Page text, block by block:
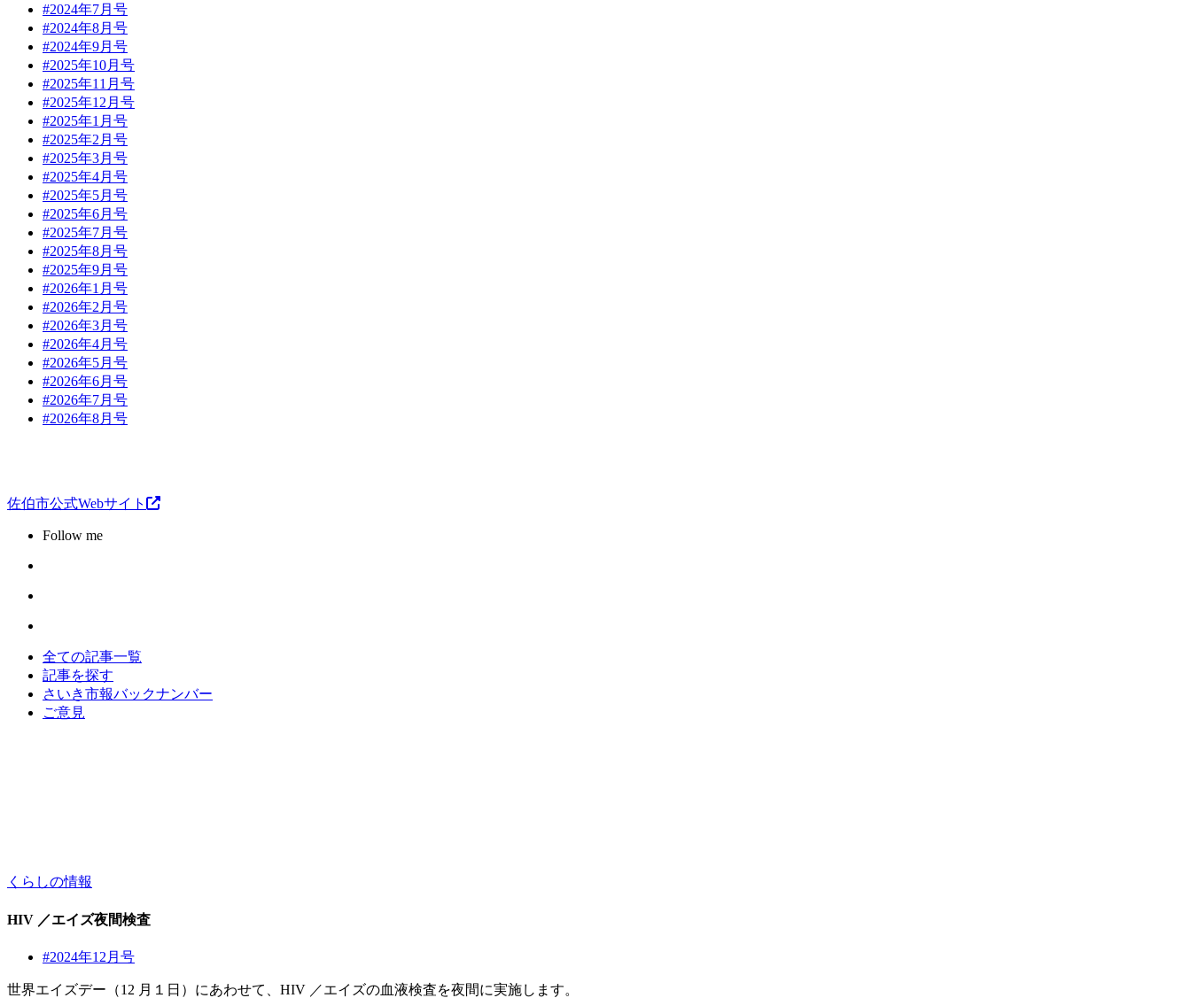
#2024年7月号
#2024年8月号
#2024年9月号
#2025年10月号
#2025年11月号
#2025年12月号
#2025年1月号
#2025年2月号
#2025年3月号
#2025年4月号
#2025年5月号
#2025年6月号
#2025年7月号
#2025年8月号
#2025年9月号
#2026年1月号
#2026年2月号
#2026年3月号
#2026年4月号
#2026年5月号
#2026年6月号
#2026年7月号
#2026年8月号
佐伯市公式Webサイト
Follow me
全ての記事一覧
記事を探す
さいき市報バックナンバー
ご意見
くらしの情報
HIV ／エイズ夜間検査
#2024年12月号
世界エイズデー（12 月１日）にあわせて、HIV ／エイズの血液検査を夜間に実施します。